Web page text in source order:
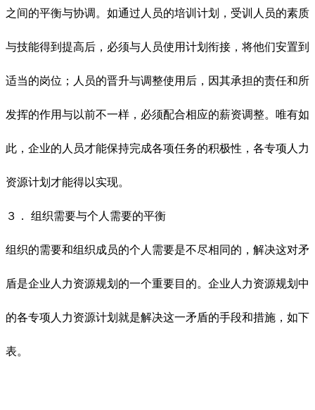
之间的平衡与协调。如通过人员的培训计划，受训人员的素质
与技能得到提高后，必须与人员使用计划衔接，将他们安置到
适当的岗位；人员的晋升与调整使用后，因其承担的责任和所
发挥的作用与以前不一样，必须配合相应的薪资调整。唯有如
此，企业的人员才能保持完成各项任务的积极性，各专项人力
资源计划才能得以实现。
３． 组织需要与个人需要的平衡
组织的需要和组织成员的个人需要是不尽相同的，解决这对矛
盾是企业人力资源规划的一个重要目的。企业人力资源规划中
的各专项人力资源计划就是解决这一矛盾的手段和措施，如下
表。